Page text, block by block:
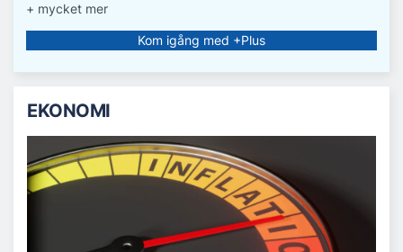
+ mycket mer
Kom igång med +Plus
EKONOMI